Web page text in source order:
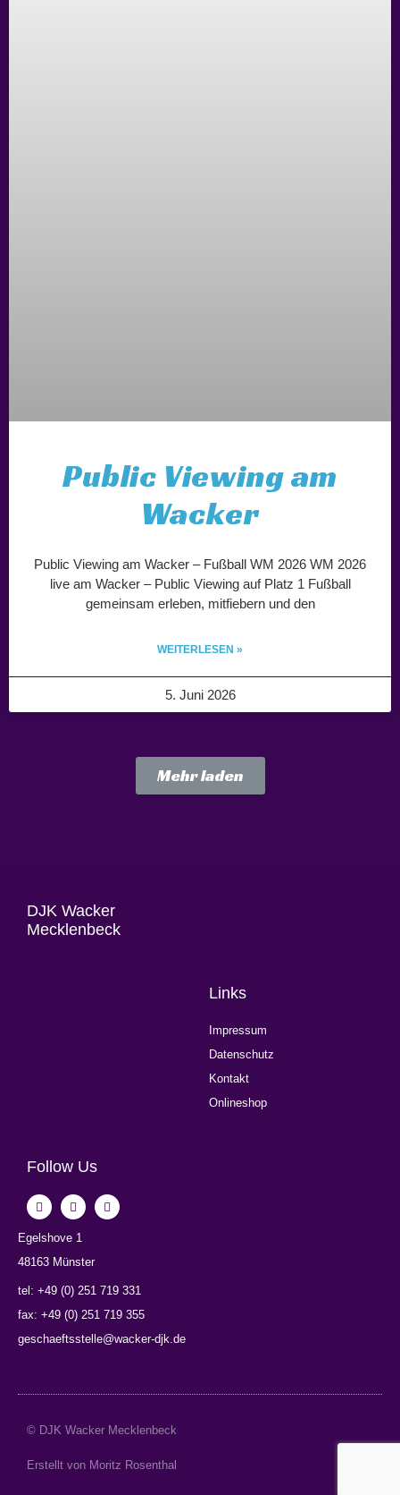
Public Viewing am
Wacker
Public Viewing am Wacker – Fußball WM 2026 WM 2026
live am Wacker – Public Viewing auf Platz 1 Fußball
gemeinsam erleben, mitfiebern und den
WEITERLESEN »
5. Juni 2026
Mehr laden
DJK Wacker
Mecklenbeck
Links
Impressum
Datenschutz
Kontakt
Onlineshop
Follow Us
Egelshove 1
48163 Münster
tel: +49 (0) 251 719 331
fax: +49 (0) 251 719 355
geschaeftsstelle@wacker-djk.de
© DJK Wacker Mecklenbeck
Erstellt von Moritz​​ Rosenthal